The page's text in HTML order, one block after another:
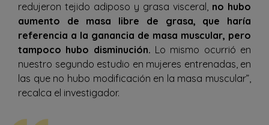
redujeron tejido adiposo y grasa visceral, no hubo
aumento de masa libre de grasa, que haría
referencia a la ganancia de masa muscular, pero
tampoco hubo disminución. Lo mismo ocurrió en
nuestro segundo estudio en mujeres entrenadas, en
las que no hubo modificación en la masa muscular”,
recalca el investigador.